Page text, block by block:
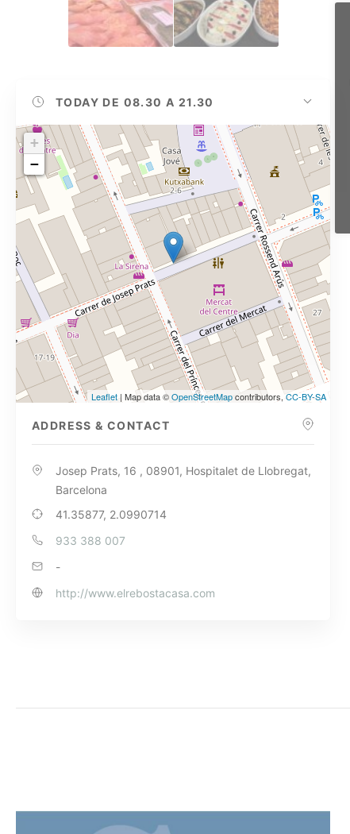
TODAY DE 08.30 A 21.30
+
−
Leaflet | Map data ©OpenStreetMapcontributors,CC-BY-SA
ADDRESS & CONTACT
Josep Prats, 16 , 08901, Hospitalet de Llobregat,
Barcelona
41.35877, 2.0990714
933 388 007
-
http://www.elrebostacasa.com